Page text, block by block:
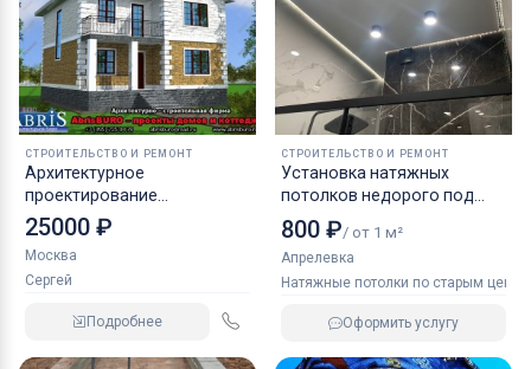
СТРОИТЕЛЬСТВО И РЕМОНТ
Архитектурное
проектирование
загородных домов,
готовые проекты
коттеджей
25000 ₽
Москва
Сергей
Подробнее
СТРОИТЕЛЬСТВО И РЕМОНТ
Установка натяжных
потолков недорого под
ключ
800 ₽/ от 1 м²
Апрелевка
Натяжные потолки по старым ценам
Оформить услугу